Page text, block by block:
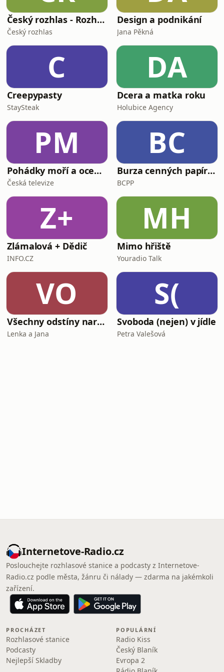
Český rozhlas - Rozhovory
Český rozhlas
Design a podnikání
Jana Pěkná
C
Creepypasty
StaySteak
DA
Dcera a matka roku
Holubice Agency
PM
Pohádky moří a oceánů
Česká televize
BC
Burza cenných papírů Praha
BCPP
Z+
Zlámalová + Dědič
INFO.CZ
MH
Mimo hřiště
Youradio Talk
VO
Všechny odstíny narcismu
Lenka a Jana
S(
Svoboda (nejen) v jídle
Petra Valešová
Internetove-Radio.cz
Poslouchejte rozhlasové stanice a podcasty z Internetove-
Radio.cz podle města, žánru či nálady — zdarma na jakémkoli
zařízení.
PROCHÁZET
Rozhlasové stanice
Podcasty
Nejlepší Skladby
POPULÁRNÍ
Radio Kiss
Český Blaník
Evropa 2